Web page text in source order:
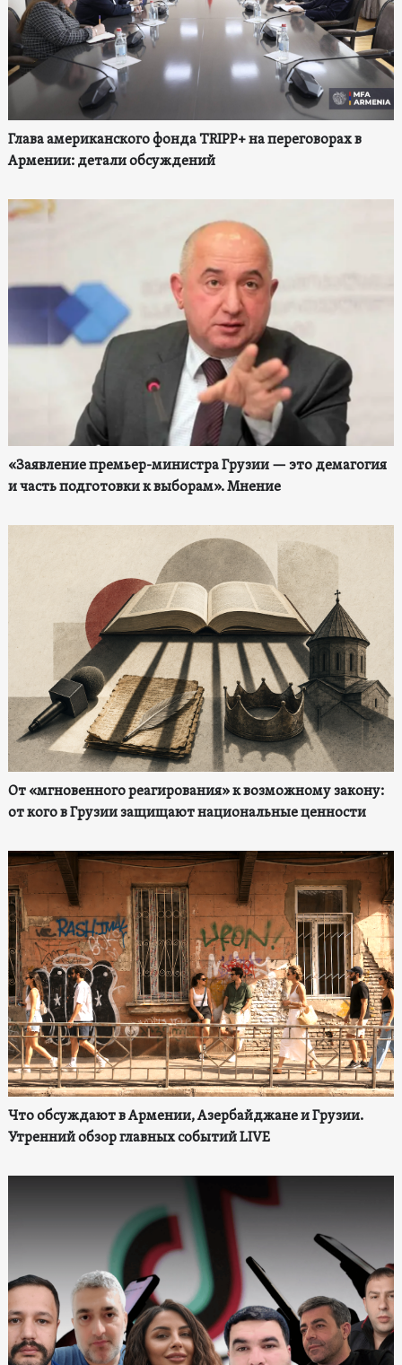
Глава американского фонда TRIPP+ на переговорах в
Армении: детали обсуждений
«Заявление премьер-министра Грузии — это демагогия
и часть подготовки к выборам». Мнение
От «мгновенного реагирования» к возможному закону:
от кого в Грузии защищают национальные ценности
Что обсуждают в Армении, Азербайджане и Грузии.
Утренний обзор главных событий LIVE